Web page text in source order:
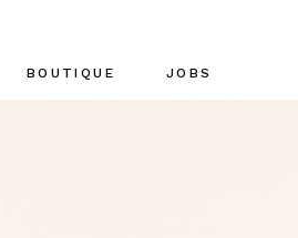
BOUTIQUE JOBS